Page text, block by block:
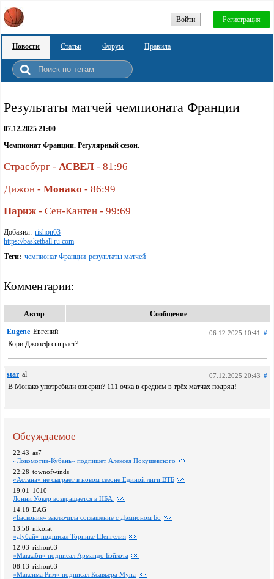
Войти Регистрация
Новости Статьи Форум Правила
Результаты матчей чемпионата Франции
07.12.2025 21:00
Чемпионат Франции. Регулярный сезон.
Страсбург - АСВЕЛ - 81:96
Дижон - Монако - 86:99
Париж- Сен-Кантен - 99:69
Добавил: rishon63
https://basketball.ru.com
Теги: чемпионат Франции результаты матчей
Комментарии:
Автор Сообщение
Eugene Евгений 06.12.2025 10:41 #
Кори Джозеф сыграет?
star al 07.12.2025 20:43 #
В Монако употребили озверин? 111 очка в среднем в трёх матчах подряд!
Обсуждаемое
22:43 as7
«Локомотив-Кубань» подпишет Алексея Покушевского
22:28 townofwinds
«Астана» не сыграет в новом сезоне Единой лиги ВТБ
19:01
1010
Лонни Уокер возвращается в НБА
14:18 EAG
«Баскония» заключила соглашение с Дэмионом Бо
13:58 nikolat
«Дубай» подписал Торнике Шенгелия
12:03 rishon63
«Маккаби» подписал Армандо Бэйкота
08:13 rishon63
«Максима Рим» подписал Ксавьера Муна